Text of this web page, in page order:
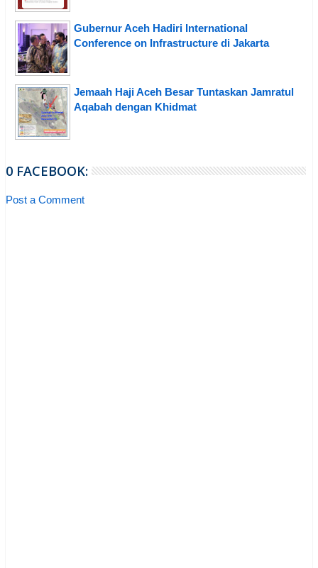
Gubernur Aceh Hadiri International
Conference on Infrastructure di Jakarta
Jemaah Haji Aceh Besar Tuntaskan Jamratul
Aqabah dengan Khidmat
0 FACEBOOK:
Post a Comment